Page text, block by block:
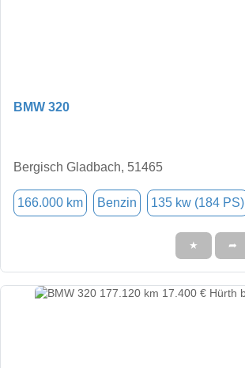
BMW 320
Bergisch Gladbach, 51465
166.000 km Benzin 135 kw (184 PS)
★ ➦